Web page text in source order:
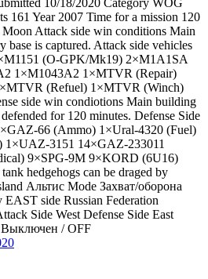
10/18/2020 Category WOG
161 Year 2007 Time for a mission 120
Moon Attack side win conditions Main
base is captured. Attack side vehicles
(O-GPK/Mk19) 2×M1A1SA
1×M1043A2 1×MTVR (Repair)
(Refuel) 1×MTVR (Winch)
side win condiotions Main building
for 120 minutes. Defense Side
66 (Ammo) 1×Ural-4320 (Fuel)
1×UAZ-3151 14×GAZ-233011
9×SPG-9M 9×KORD (6U16)
hedgehogs can be draged by
Альтис Mode Захват/оборона
side Russian Federation
Side West Defense Side East
Выключен / OFF